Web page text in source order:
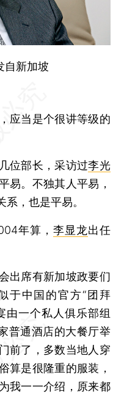
自新加坡
应当是个很讲等级的
部长，采访过李光
易。不独其人平易，
，也是平易。
年算， 李显龙出任
席有新加坡政要们
于中国的官方“团拜
由一个私人俱乐部组
普通酒店的大餐厅举
前了，多数当地人穿
算是很隆重的服装，
我一一介绍，原来都